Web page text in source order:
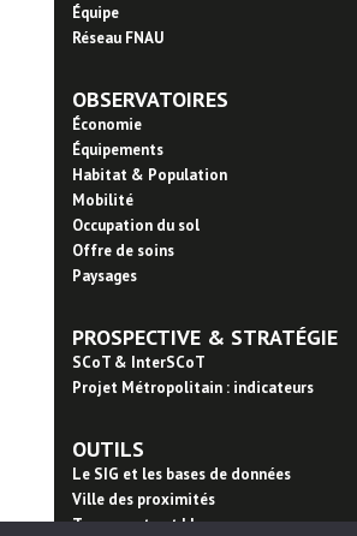
Équipe
Réseau FNAU
OBSERVATOIRES
Économie
Équipements
Habitat & Population
Mobilité
Occupation du sol
Offre de soins
Paysages
PROSPECTIVE & STRATÉGIE
SCoT & InterSCoT
Projet Métropolitain : indicateurs
OUTILS
Le SIG et les bases de données
Ville des proximités
Trame verte et bleue